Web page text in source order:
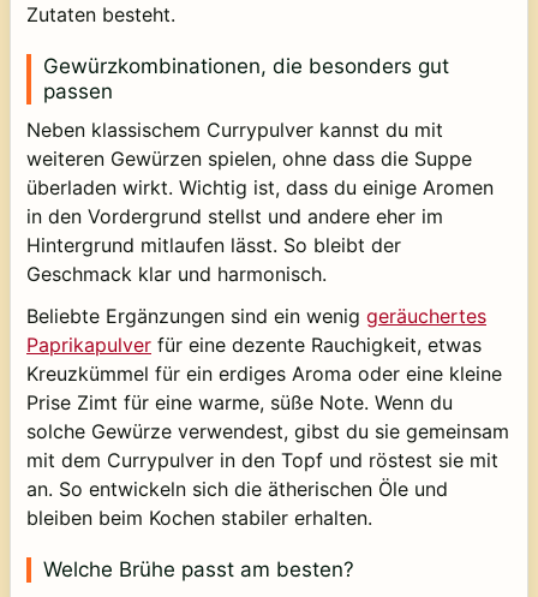
Zutaten besteht.
Gewürzkombinationen, die besonders gut
passen
Neben klassischem Currypulver kannst du mit
weiteren Gewürzen spielen, ohne dass die Suppe
überladen wirkt. Wichtig ist, dass du einige Aromen
in den Vordergrund stellst und andere eher im
Hintergrund mitlaufen lässt. So bleibt der
Geschmack klar und harmonisch.
Beliebte Ergänzungen sind ein wenig geräuchertes
Paprikapulver für eine dezente Rauchigkeit, etwas
Kreuzkümmel für ein erdiges Aroma oder eine kleine
Prise Zimt für eine warme, süße Note. Wenn du
solche Gewürze verwendest, gibst du sie gemeinsam
mit dem Currypulver in den Topf und röstest sie mit
an. So entwickeln sich die ätherischen Öle und
bleiben beim Kochen stabiler erhalten.
Welche Brühe passt am besten?